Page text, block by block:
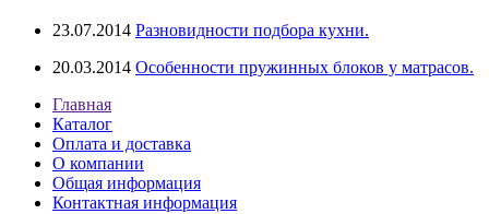
23.07.2014 Разновидности подбора кухни.
20.03.2014 Особенности пружинных блоков у матрасов.
Главная
Каталог
Оплата и доставка
О компании
Общая информация
Контактная информация